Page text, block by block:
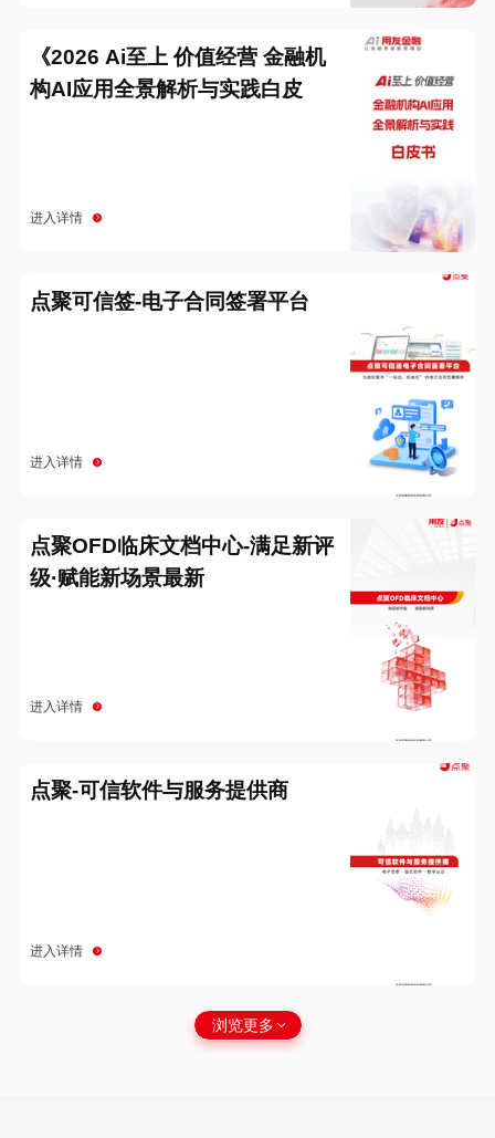
《2026 Ai至上 价值经营 金融机
构AI应用全景解析与实践白皮
进入详情
点聚可信签-电子合同签署平台
进入详情
点聚OFD临床文档中心-满足新评
级·赋能新场景最新
进入详情
点聚-可信软件与服务提供商
进入详情
浏览更多